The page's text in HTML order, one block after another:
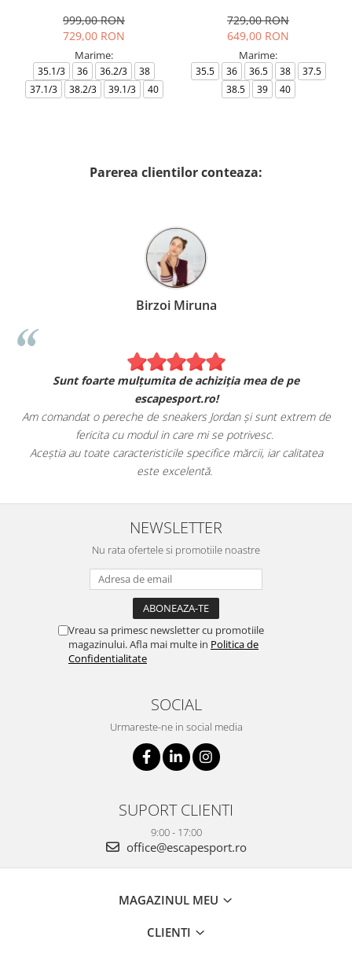
999,00 RON
729,00 RON
Marime:
35.1/3 36 36.2/3
38
37.1/3
38.2/3 39.1/3 40
729,00 RON
649,00 RON
Marime:
35.5 36 36.5 38
37.5
38.5
39 40
Parerea clientilor conteaza:
Birzoi Miruna
Sunt foarte mulțumita de achiziția mea de pe
escapesport.ro!
Am comandat o pereche de sneakers Jordan și sunt extrem de
fericita cu modul in care mi se potrivesc.
Aceștia au toate caracteristicile specifice mărcii, iar calitatea
este excelentă.
NEWSLETTER
Nu rata ofertele si promotiile noastre
Vreau sa primesc newsletter cu promotiile
magazinului. Afla mai multe in Politica de
Confidentialitate
SOCIAL
Urmareste-ne in social media
SUPORT CLIENTI
9:00 - 17:00
office@escapesport.ro
MAGAZINUL MEU
CLIENTI